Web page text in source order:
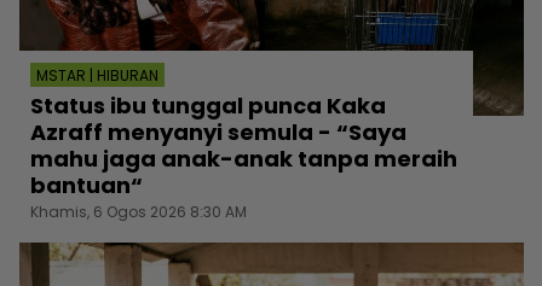
MSTAR | HIBURAN
Status ibu tunggal punca Kaka
Azraff menyanyi semula - “Saya
mahu jaga anak-anak tanpa meraih
bantuan“
Khamis, 6 Ogos 2026 8:30 AM